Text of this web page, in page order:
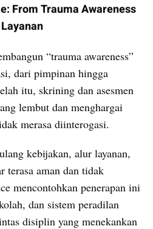
From Trauma Awareness
“trauma awareness”
dari pimpinan hingga
itu, skrining dan asesmen
lembut dan menghargai
merasa diinterogasi.
kebijakan, alur layanan,
terasa aman dan tidak
mencontohkan penerapan ini
dan sistem peradilan
disiplin yang menekankan